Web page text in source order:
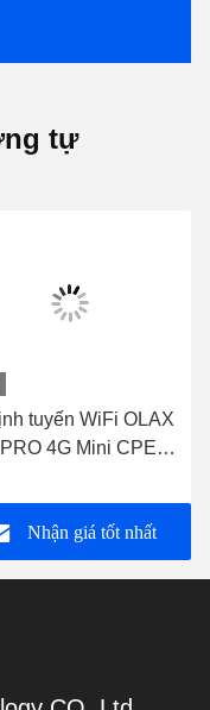
tự
tuyến WiFi OLAX
4G Mini CPE
TTL / IMEI
Nhận giá tốt nhất